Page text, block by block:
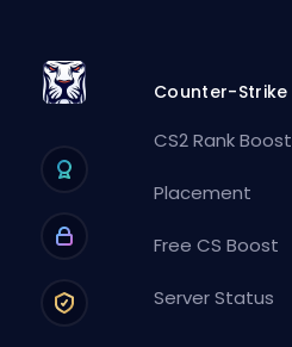
Counter-Strike
CS2 Rank Boost
Placement
Free CS Boost
Server Status